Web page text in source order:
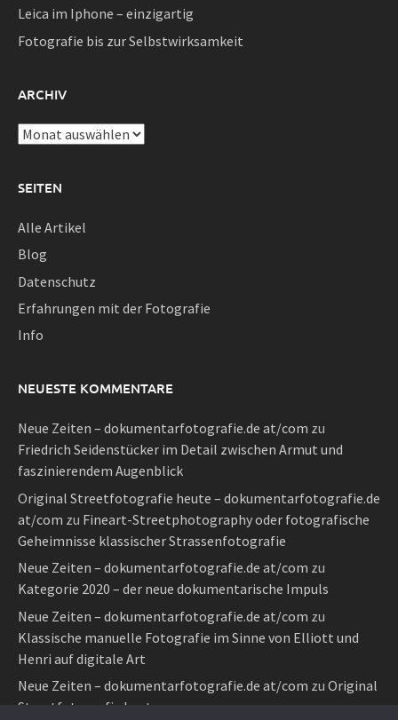
Leica im Iphone – einzigartig
Fotografie bis zur Selbstwirksamkeit
ARCHIV
Archiv
SEITEN
Alle Artikel
Blog
Datenschutz
Erfahrungen mit der Fotografie
Info
NEUESTE KOMMENTARE
Neue Zeiten – dokumentarfotografie.de at/com zu
Friedrich Seidenstücker im Detail zwischen Armut und
faszinierendem Augenblick
Original Streetfotografie heute – dokumentarfotografie.de
at/com zu Fineart-Streetphotography oder fotografische
Geheimnisse klassischer Strassenfotografie
Neue Zeiten – dokumentarfotografie.de at/com zu
Kategorie 2020 – der neue dokumentarische Impuls
Neue Zeiten – dokumentarfotografie.de at/com zu
Klassische manuelle Fotografie im Sinne von Elliott und
Henri auf digitale Art
Neue Zeiten – dokumentarfotografie.de at/com zu Original
Streetfotografie heute